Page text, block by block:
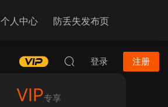
个人中心 防丢失发布页
登录 注册
VIP专享